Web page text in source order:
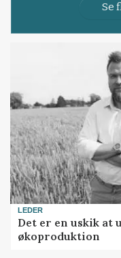
Se
LEDER
Det er en uskik at
økoproduktion